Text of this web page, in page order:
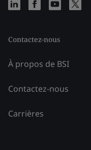
Contactez-nous
À propos de BSI
Contactez-nous
Carrières